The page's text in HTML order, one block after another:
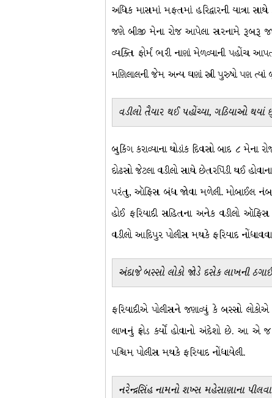
અધિક માસમાં મફતમાં હરિદ્વારની યાત્રા
જણે બીજી મેના રોજ આપેલા સરનામે રૂબરૂ
વ્યક્તિ ફોર્મ ભરી નાણાં મેળવ્યાની પહોંચ
મણિલાલની જેમ અન્ય ઘણાં સ્ત્રી પુરુષો પણ
વડીલો તૈયાર થઈ પહોંચ્યા, ગઠિયાઓ થયાં
બુકિંગ કરાવ્યાના થોડાંક દિવસો બાદ ૮ મેના
દોઢસો જેટલા વડીલો સાથે છેતરપિંડી થઈ
પરંતુ, ઑફિસ બંધ જોવા મળેલી. મોબાઈલ
હોઈ ફરિયાદી સહિતના અનેક વડીલો
વડીલો આદિપુર પોલીસ મથકે ફરિયાદ
અંદાજે બસ્સો લોકો જોડે દસેક લાખની ઠગાઈ
ફરિયાદીએ પોલીસને જણાવ્યું કે બસ્સો
લાખનું ફ્રોડ કર્યો હોવાનો અંદેશો છે. આ
પશ્ચિમ પોલીસ મથકે ફરિયાદ નોંધાયેલી.
નરેન્દ્રસિંહ નામનો શખ્સ મહેસાણાના